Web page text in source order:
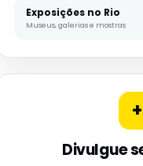
Exposições no Rio
Museus, galerias e mostras
+
Divulgue